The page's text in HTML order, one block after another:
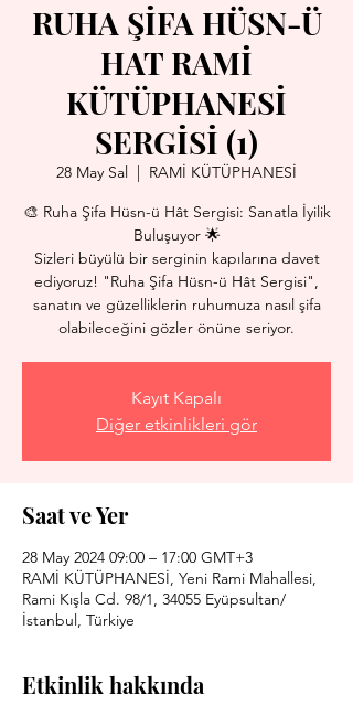
RUHA ŞİFA HÜSN-Ü
HAT RAMİ
KÜTÜPHANESİ
SERGİSİ (1)
28 May Sal
  |
RAMİ KÜTÜPHANESİ
🎨 Ruha Şifa Hüsn-ü Hât Sergisi: Sanatla İyilik
Buluşuyor 🌟
Sizleri büyülü bir serginin kapılarına davet
ediyoruz! "Ruha Şifa Hüsn-ü Hât Sergisi",
sanatın ve güzelliklerin ruhumuza nasıl şifa
olabileceğini gözler önüne seriyor.
Kayıt Kapalı
Diğer etkinlikleri gör
Saat ve Yer
28 May 2024 09:00 – 17:00 GMT+3
RAMİ KÜTÜPHANESİ, Yeni Rami Mahallesi,
Rami Kışla Cd. 98/1, 34055 Eyüpsultan/
İstanbul, Türkiye
Etkinlik hakkında